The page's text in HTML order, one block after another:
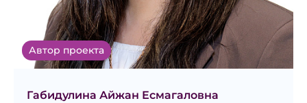
Автор проекта
Габидулина Айжан Есмагаловна